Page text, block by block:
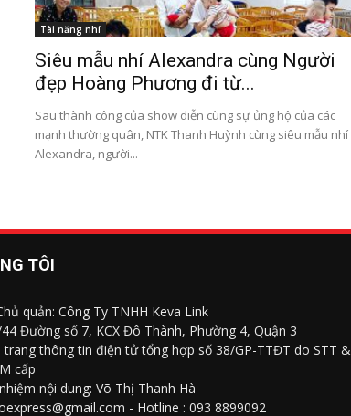
Tài năng nhí
Siêu mẫu nhí Alexandra cùng Người
đẹp Hoàng Phương đi từ...
Sau thành công của show diễn cùng sự ủng hộ của các
mạnh thường quân, NTK Thanh Huỳnh cùng siêu mẫu nhí
Alexandra, người...
TÔI
quản: Công Ty TNHH Keva Link
Đường số 7, KCX Đô Thành, Phường 4, Quận 3
trang thông tin điện tử tổng hợp số 38/GP-TTĐT do STT &
cấp
nội dung: Võ Thị Thanh Hà
- Hotline : 093 8899092